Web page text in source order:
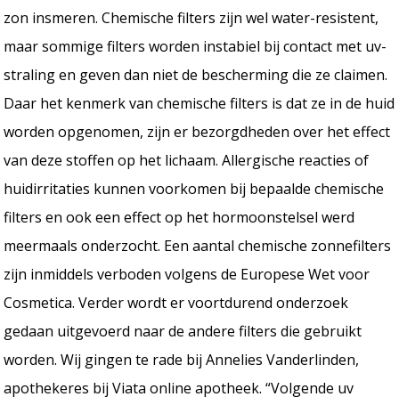
zon insmeren. Chemische filters zijn wel water-resistent,
maar sommige filters worden instabiel bij contact met uv-
straling en geven dan niet de bescherming die ze claimen.
Daar het kenmerk van chemische filters is dat ze in de huid
worden opgenomen, zijn er bezorgdheden over het effect
van deze stoffen op het lichaam. Allergische reacties of
huidirritaties kunnen voorkomen bij bepaalde chemische
filters en ook een effect op het hormoonstelsel werd
meermaals onderzocht. Een aantal chemische zonnefilters
zijn inmiddels verboden volgens de Europese Wet voor
Cosmetica. Verder wordt er voortdurend onderzoek
gedaan uitgevoerd naar de andere filters die gebruikt
worden. Wij gingen te rade bij Annelies Vanderlinden,
apothekeres bij Viata online apotheek. “Volgende uv